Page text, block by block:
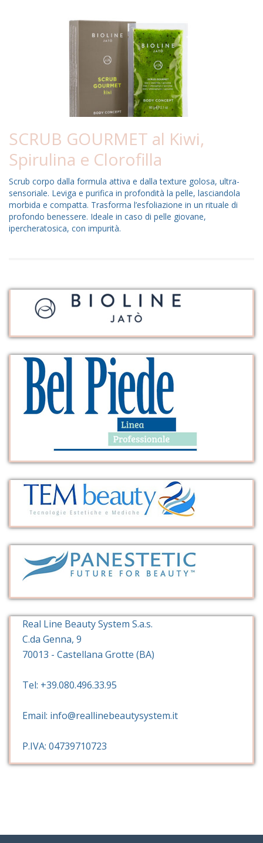
SCRUB GOURMET al Kiwi,
Spirulina e Clorofilla
Scrub corpo dalla formula attiva e dalla texture golosa, ultra-
sensoriale. Leviga e purifica in profondità la pelle, lasciandola
morbida e compatta. Trasforma l’esfoliazione in un rituale di
profondo benessere. Ideale in caso di pelle giovane,
ipercheratosica, con impurità.
Real Line Beauty System S.a.s.
C.da Genna, 9
70013 - Castellana Grotte (BA)
Tel: +39.080.496.33.95
Email: info@reallinebeautysystem.it
P.IVA: 04739710723